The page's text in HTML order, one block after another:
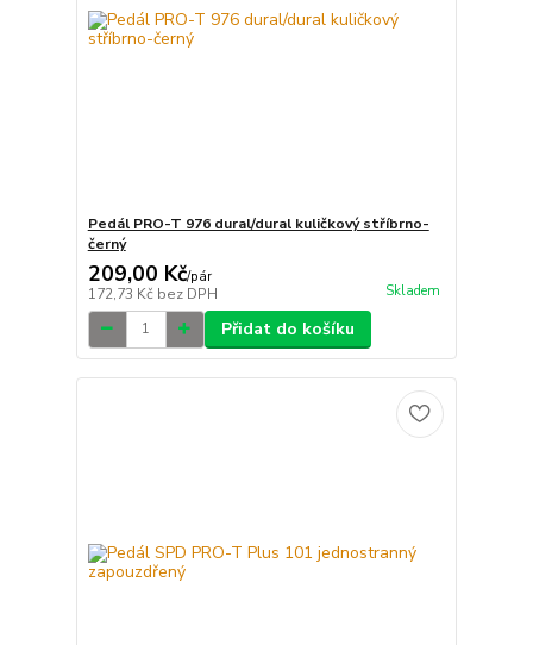
Pedál PRO-T 976 dural/dural kuličkový stříbrno-
černý
209,00 Kč/pár
172,73 Kč bez DPH Skladem
Přidat do košíku